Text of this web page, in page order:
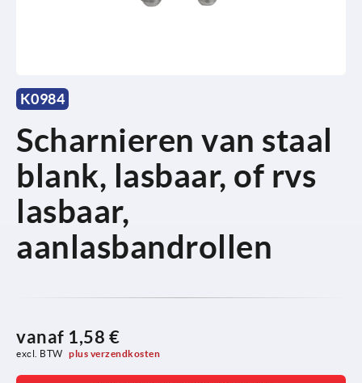
K0984
Scharnieren van staal
blank, lasbaar, of rvs
lasbaar,
aanlasbandrollen
vanaf 1,58 €
excl. BTW plus verzendkosten